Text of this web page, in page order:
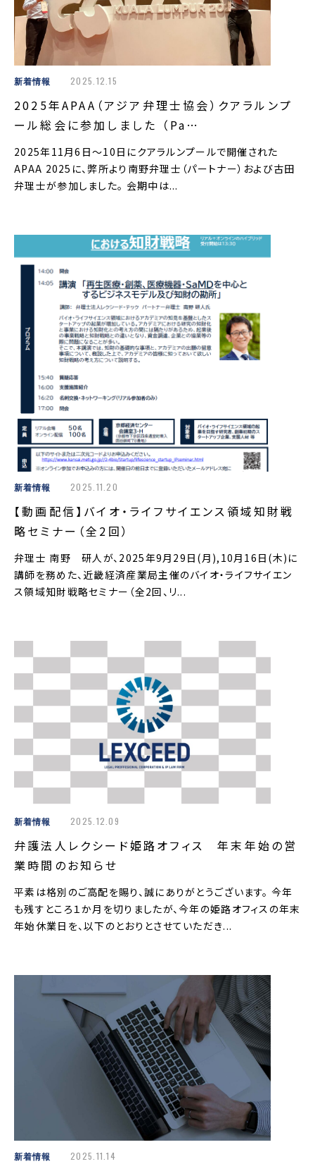
新着情報 2025.12.15
2025年APAA（アジア弁理士協会）クアラルンプ
ール総会に参加しました （Pa…
2025年11月6日～10日にクアラルンプールで開催された
APAA 2025に、弊所より南野弁理士（パートナー）および古田
弁理士が参加しました。 会期中は...
新着情報 2025.11.20
【動画配信】バイオ・ライフサイエンス領域知財戦
略セミナー（全2回）
弁理士 南野 研人が、2025年9月29日(月),10月16日(木)に
講師を務めた、近畿経済産業局主催のバイオ・ライフサイエン
ス領域知財戦略セミナー（全2回、リ...
新着情報 2025.12.09
弁護法人レクシード姫路オフィス 年末年始の営
業時間のお知らせ
平素は格別のご高配を賜り、誠にありがとうございます。 今年
も残すところ１か月を切りましたが、今年の姫路オフィスの年末
年始休業日を、以下のとおりとさせていただき...
新着情報 2025.11.14